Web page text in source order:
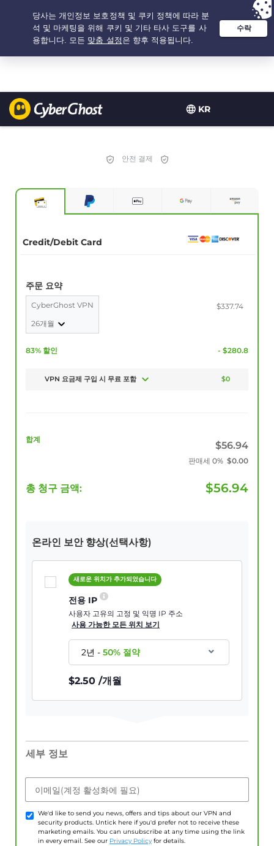
KR
추천 옵션: 최저가 - 2.1666666666667년 $ 2.19 /개월
안전 결제
Credit/Debit Card
주문 요약
CyberGhost VPN
26개월
$337.74
83% 할인 - $280.8
VPN 요금제 구입 시 무료 포함 $0
합계
$56.94
판매세 0% $0.00
총 청구 금액: $56.94
온라인 보안 향상(선택사항)
새로운 위치가 추가되었습니다
전용 IP
사용자 고유의 고정 및 익명 IP 주소
사용 가능한 모든 위치 보기
2년-50% 절약
$2.50 /개월
세부 정보
이메일(계정 활성화에 필요)
We'd like to send you news, offers and tips about our VPN and
security products. Untick here if you'd prefer not to receive these
marketing emails. You can unsubscribe at any time using the link
in every email. See our Privacy Policy for details.